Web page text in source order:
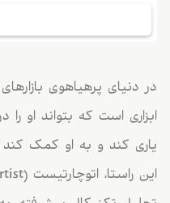
در دنیای پرهیاهوی
ابزاری است که بتواند او
یاری کند و به او کمک